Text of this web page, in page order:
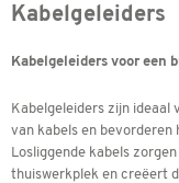
Kabelgeleiders
Kabelgeleiders voor een
Kabelgeleiders zijn ideaal
van kabels en
Losliggende kabels
thuiswerkplek en creëert